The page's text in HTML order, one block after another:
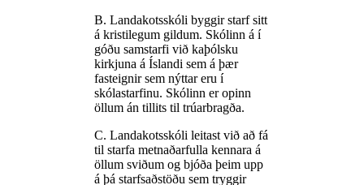
B. Landakotsskóli byggir starf sitt
á kristilegum gildum. Skólinn á í
góðu samstarfi við kaþólsku
kirkjuna á Íslandi sem á þær
fasteignir sem nýttar eru í
skólastarfinu. Skólinn er opinn
öllum án tillits til trúarbragða.
C. Landakotsskóli leitast við að fá
til starfa metnaðarfulla kennara á
öllum sviðum og bjóða þeim upp
á þá starfsaðstöðu sem tryggir